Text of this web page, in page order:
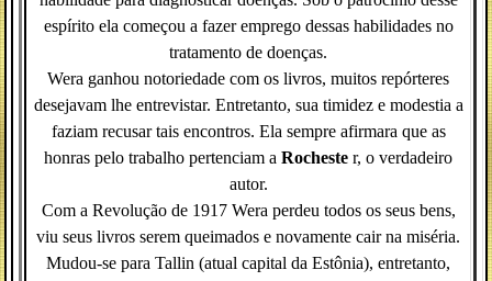
espírito ela começou a fazer emprego dessas habilidades no
tratamento de doenças.
Wera ganhou notoriedade com os livros, muitos repórteres
desejavam lhe entrevistar. Entretanto, sua timidez e modestia a
faziam recusar tais encontros. Ela sempre afirmara que as
honras pelo trabalho pertenciam a Rocheste r, o verdadeiro
autor.
Com a Revolução de 1917 Wera perdeu todos os seus bens,
viu seus livros serem queimados e novamente cair na miséria.
Mudou-se para Tallin (atual capital da Estônia), entretanto,